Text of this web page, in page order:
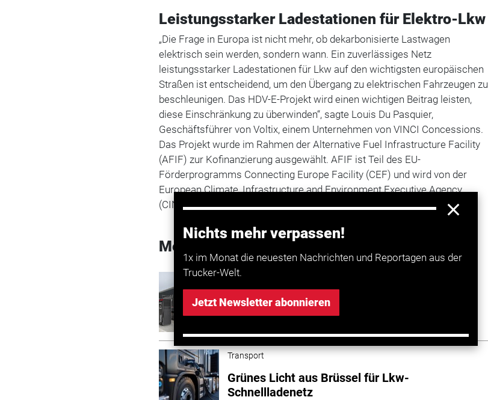
Nichts mehr verpassen!
1x im Monat die neuesten Nachrichten und Reportagen aus der
Trucker-Welt.
Jetzt Newsletter abonnieren
Leistungsstarker Ladestationen für Elektro-Lkw
„Die Frage in Europa ist nicht mehr, ob dekarbonisierte Lastwagen
elektrisch sein werden, sondern wann. Ein zuverlässiges Netz
leistungsstarker Ladestationen für Lkw auf den wichtigsten europäischen
Straßen ist entscheidend, um den Übergang zu elektrischen Fahrzeugen zu
beschleunigen. Das HDV-E-Projekt wird einen wichtigen Beitrag leisten,
diese Einschränkung zu überwinden“, sagte Louis Du Pasquier,
Geschäftsführer von Voltix, einem Unternehmen von VINCI Concessions.
Das Projekt wurde im Rahmen der Alternative Fuel Infrastructure Facility
(AFIF) zur Kofinanzierung ausgewählt. AFIF ist Teil des EU-
Förderprogramms Connecting Europe Facility (CEF) und wird von der
European Climate, Infrastructure and Environment Executive Agency
(CINEA) verwaltet.
Mehr zum Thema entdecken
Transport
EU fördert 430 Ladepunkte für E-Lkw
Transport
Grünes Licht aus Brüssel für Lkw-
Schnellladenetz